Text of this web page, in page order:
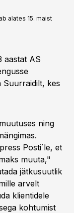
alates 15. maist
aastat AS
Suurraidilt, kes
ning
Posti´le, et
muuta,"
jätkusuutlik
arvelt
klientidele
kohtumist